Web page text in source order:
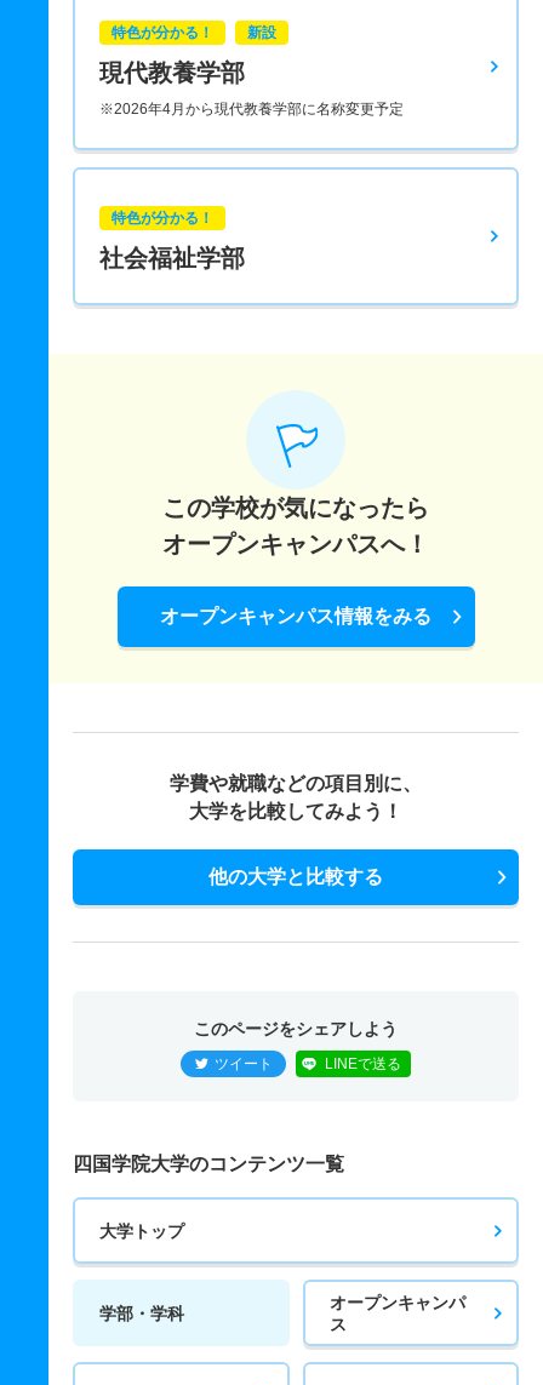
特色が分かる！ 新設
現代教養学部
※2026年4月から現代教養学部に名称変更予定
特色が分かる！
社会福祉学部
この学校が気になったら
オープンキャンパスへ！
オープンキャンパス情報をみる
学費や就職などの項目別に、
大学を比較してみよう！
他の大学と比較する
このページをシェアしよう
ツイート LINEで送る
四国学院大学のコンテンツ一覧
大学トップ
学部・学科
オープンキャンパ
ス